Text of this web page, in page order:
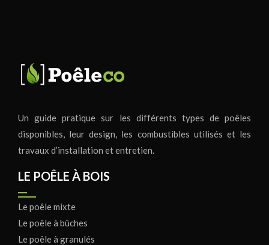
Un guide pratique sur les différents types de poêles
disponibles, leur design, les combustibles utilisés et les
travaux d’installation et entretien.
LE POÊLE À BOIS
Le poêle mixte
Le poêle à bûches
Le poêle à granulés